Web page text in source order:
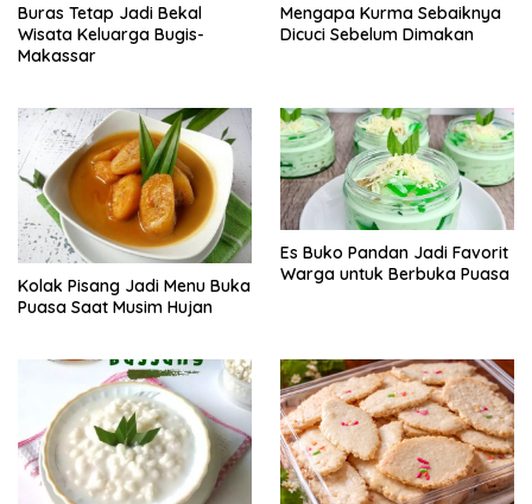
Buras Tetap Jadi Bekal
Wisata Keluarga Bugis-
Makassar
Mengapa Kurma Sebaiknya
Dicuci Sebelum Dimakan
Kolak Pisang Jadi Menu Buka
Puasa Saat Musim Hujan
Es Buko Pandan Jadi Favorit
Warga untuk Berbuka Puasa